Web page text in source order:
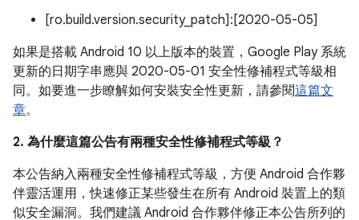
[ro.build.version.security_patch]:[2020-05-05]
如果是搭載 Android 10 以上版本的裝置，Google Play 系統
更新的日期字串應與 2020-05-01 安全性修補程式等級相
同。如要進一步瞭解如何安裝安全性更新，請參閱這篇文
章。
2. 為什麼這篇公告有兩種安全性修補程式等級？
本公告納入兩種安全性修補程式等級，方便 Android 合作夥
伴靈活運用，快速修正某些發生在所有 Android 裝置上的類
似安全漏洞。我們建議 Android 合作夥伴修正本公告所列的